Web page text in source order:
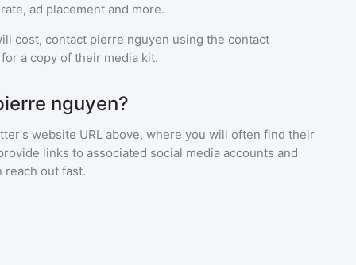
ad placement and more.
cost, contact pierre nguyen using the contact
a copy of their media kit.
nguyen?
website URL above, where you will often find their
links to associated social media accounts and
reach out fast.